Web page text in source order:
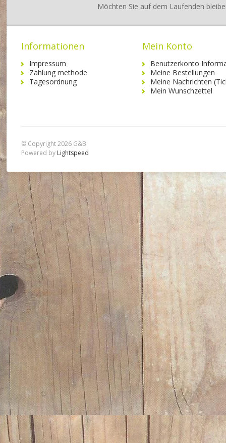
Möchten Sie auf dem Laufenden
Informationen
Impressum
Zahlung methode
Tagesordnung
Mein Konto
Benutzerkonto
Meine Bestellungen
Meine Nachrichten
Mein Wunschzettel
© Copyright 2026 G&B
Powered by Lightspeed